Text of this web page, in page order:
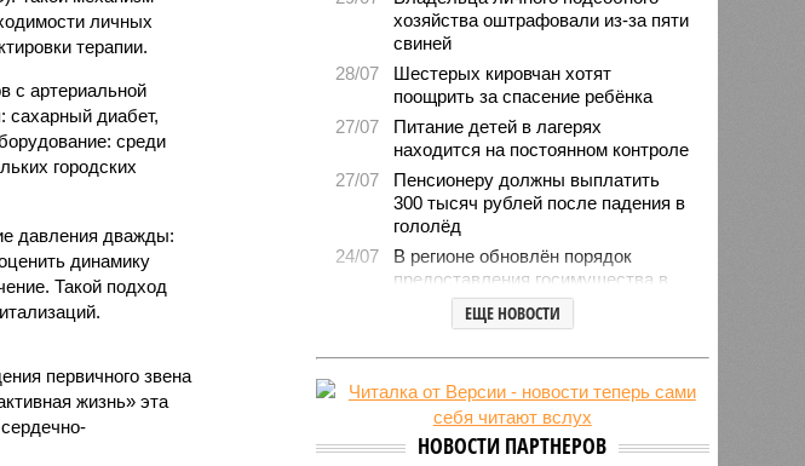
личных
терапии.
с артериальной
сахарный диабет,
среди
городских
давления дважды:
динамику
Такой подход
первичного звена
жизнь» эта
хозяйства оштрафовали из-за пяти
свиней
28/07
Шестерых кировчан хотят
поощрить за спасение ребёнка
27/07
Питание детей в лагерях
находится на постоянном контроле
27/07
Пенсионеру должны выплатить
300 тысяч рублей после падения в
гололёд
24/07
В регионе обновлён порядок
предоставления госимущества в
аренду
Гострудинспекция выявила
нарушения после несчастного
Режим работы местных детских
садов собираются продлить
ЕЩЕ НОВОСТИ
НОВОСТИ ПАРТНЕРОВ